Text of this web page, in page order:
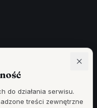
do działania serwisu.
treści zewnętrzne